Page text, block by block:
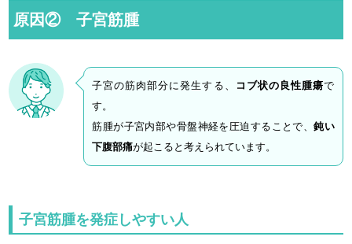
原因② 子宮筋腫
子宮の筋肉部分に発生する、 コブ状の良性腫瘍で
す。
筋腫が子宮内部や骨盤神経を圧迫することで、鈍い
下腹部痛が起こると考えられています。
子宮筋腫を発症しやすい人